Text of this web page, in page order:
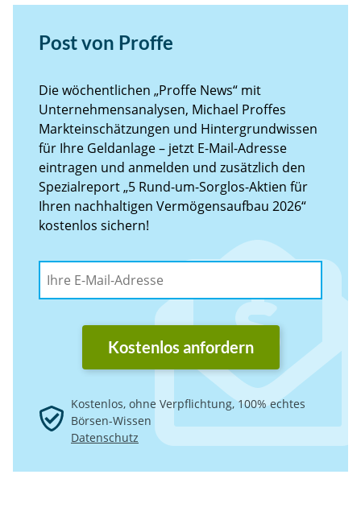
Post von Proffe
Die wöchentlichen „Proffe News“ mit
Unternehmensanalysen, Michael Proffes
Markteinschätzungen und Hintergrundwissen
für Ihre Geldanlage – jetzt E-Mail-Adresse
eintragen und anmelden und zusätzlich den
Spezialreport „5 Rund-um-Sorglos-Aktien für
Ihren nachhaltigen Vermögensaufbau 2026“
kostenlos sichern!
Kostenlos anfordern
Kostenlos, ohne Verpflichtung, 100% echtes
Börsen-Wissen
Datenschutz